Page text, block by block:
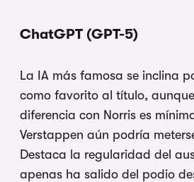
ChatGPT (GPT-5)
La IA más famosa se inclina
como favorito al título,
diferencia con Norris es
Verstappen aún podría
Destaca la regularidad del
apenas ha salido del podio